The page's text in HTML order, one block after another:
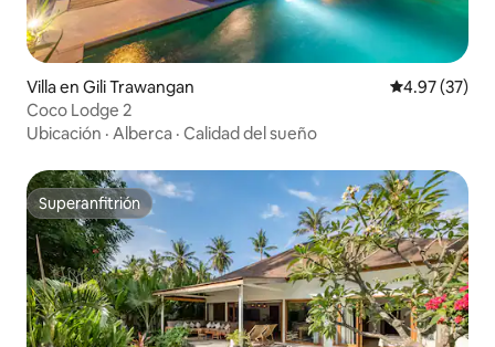
Villa en Gili Trawangan Calificación
4.97 (37)
Coco Lodge 2
Ubicación · Alberca · Calidad del sueño
Superanfitrión
Superanfitrión